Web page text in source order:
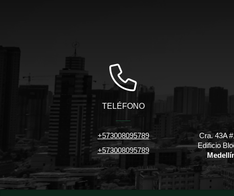
TELÉFONO
+573008095789
+573008095789
Cra. 43A
Edificio